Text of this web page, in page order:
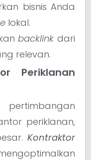
bisnis Anda
lokal.
backlink dari
relevan.
Periklanan
pertimbangan
periklanan,
Kontraktor